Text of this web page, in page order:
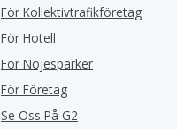
För Kollektivtrafikföretag
För Hotell
För Nöjesparker
För Företag
Se Oss På G2